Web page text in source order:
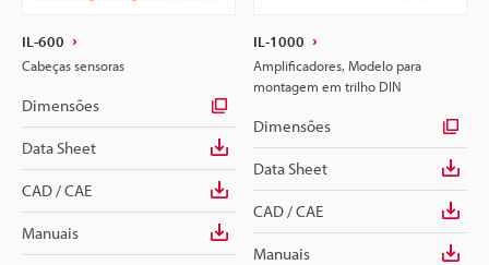
IL-600
Cabeças sensoras
Dimensões
Data Sheet
CAD / CAE
Manuais
IL-1000
Amplificadores, Modelo para
montagem em trilho DIN
Dimensões
Data Sheet
CAD / CAE
Manuais